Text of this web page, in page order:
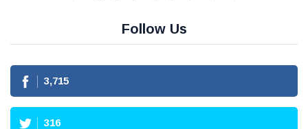
Follow Us
3,715
316